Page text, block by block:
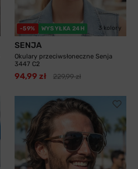
-59% WYSYŁKA 24H 3 kolory
SENJA
Okulary przeciwsłoneczne Senja
3447 C2
94,99 zł 229,99 zł